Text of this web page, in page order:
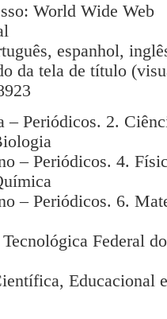
World Wide Web
espanhol,
da tela de título
2.
– Periódicos. 4.
– Periódicos. 6.
Federal
Educacional